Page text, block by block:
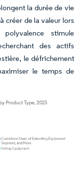
la durée de vie
créer de la valeur lors
stimule
des actifs
le défrichement
le temps de